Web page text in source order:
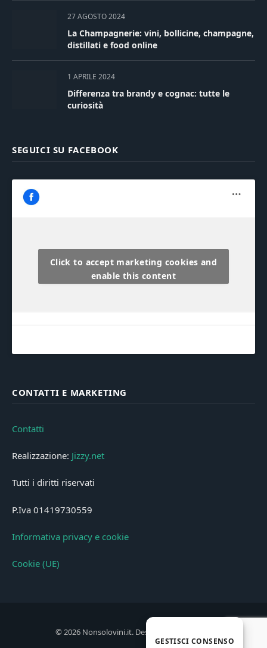
27 AGOSTO 2024
La Champagnerie: vini, bollicine, champagne,
distillati e food online
1 APRILE 2024
Differenza tra brandy e cognac: tutte le
curiosità
SEGUICI SU FACEBOOK
Click to accept marketing cookies and
enable this content
CONTATTI E MARKETING
Contatti
Realizzazione: Jizzy.net
Tutti i diritti riservati
P.Iva 01419730559
Informativa privacy e cookie
Cookie (UE)
© 2026 Nonsolovini.it. Designed by
GESTISCI CONSENSO